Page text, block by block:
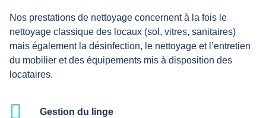
Nos prestations de nettoyage concernent à la fois le
nettoyage classique des locaux (sol, vitres, sanitaires)
mais également la désinfection, le nettoyage et l’entretien
du mobilier et des équipements mis à disposition des
locataires.
Gestion du linge